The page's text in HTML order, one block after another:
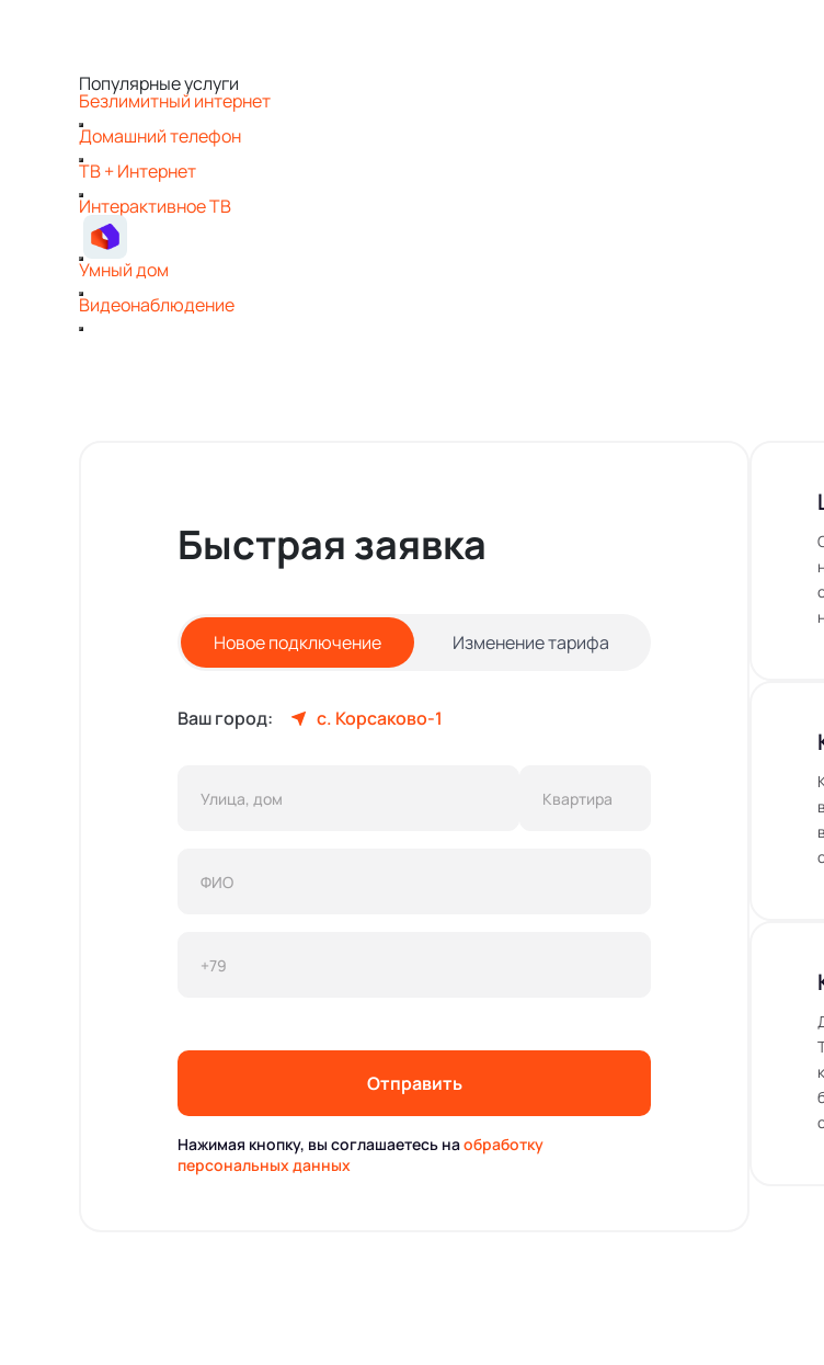
Популярные услуги
Безлимитный интернет
Домашний телефон
ТВ + Интернет
Интерактивное ТВ
Умный дом
Видеонаблюдение
Быстрая заявка
Новое подключение Изменение тарифа
Ваш город: с. Корсаково-1
Отправить
Нажимая кнопку, вы соглашаетесь наобработку
персональных данных